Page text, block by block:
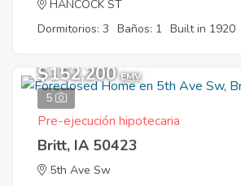
HANCOCK ST
Dormitorios: 3 Baños: 1 Built in 1920
5
$152,200 EMV
Pre-ejecución hipotecaria
Britt, IA 50423
5th Ave Sw